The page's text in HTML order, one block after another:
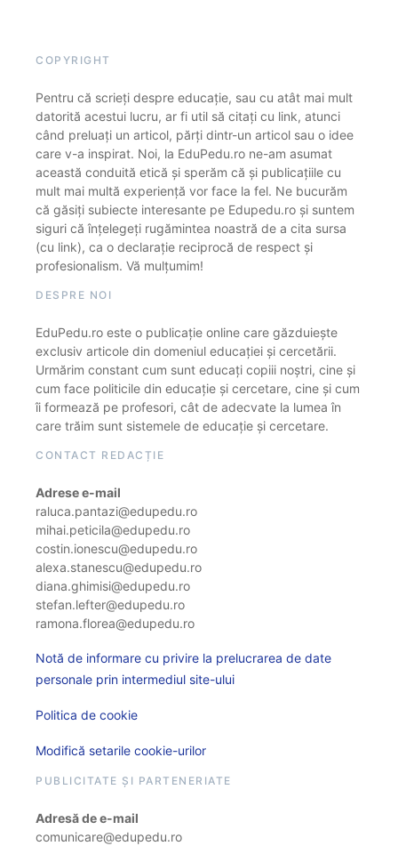
COPYRIGHT
Pentru că scrieți despre educație, sau cu atât mai mult
datorită acestui lucru, ar fi util să citați cu link, atunci
când preluați un articol, părți dintr-un articol sau o idee
care v-a inspirat. Noi, la EduPedu.ro ne-am asumat
această conduită etică și sperăm că și publicațiile cu
mult mai multă experiență vor face la fel. Ne bucurăm
că găsiți subiecte interesante pe Edupedu.ro și suntem
siguri că înțelegeți rugămintea noastră de a cita sursa
(cu link), ca o declarație reciprocă de respect și
profesionalism. Vă mulțumim!
DESPRE NOI
EduPedu.ro este o publicație online care găzduiește
exclusiv articole din domeniul educației și cercetării.
Urmărim constant cum sunt educați copiii noștri, cine și
cum face politicile din educație și cercetare, cine și cum
îi formează pe profesori, cât de adecvate la lumea în
care trăim sunt sistemele de educație și cercetare.
CONTACT REDACȚIE
Adrese e-mail
raluca.pantazi@edupedu.ro
mihai.peticila@edupedu.ro
costin.ionescu@edupedu.ro
alexa.stanescu@edupedu.ro
diana.ghimisi@edupedu.ro
stefan.lefter@edupedu.ro
ramona.florea@edupedu.ro
Notă de informare cu privire la prelucrarea de date
personale prin intermediul site-ului
Politica de cookie
Modifică setarile cookie-urilor
PUBLICITATE ȘI PARTENERIATE
Adresă de e-mail
comunicare@edupedu.ro